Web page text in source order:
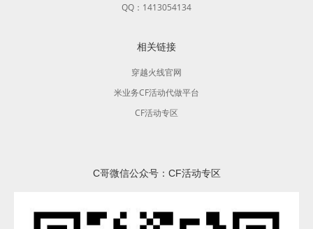
QQ：1413054134
相关链接
穿越火线官网
米业务CF活动代做平台
CF活动专区
C哥微信公众号：CF活动专区